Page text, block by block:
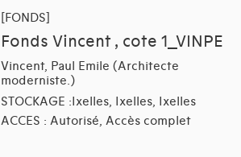
[FONDS]
Fonds Vincent , cote 1_VINPE
Vincent, Paul Emile (Architecte
moderniste.)
STOCKAGE :Ixelles, Ixelles, Ixelles
ACCES : Autorisé, Accès complet